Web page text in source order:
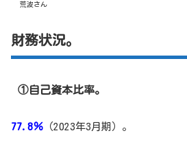
荒波さん
財務状況。
①自己資本比率。
77.8％ （2023年3月期）。